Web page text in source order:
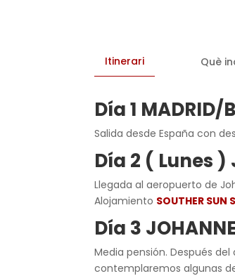
Itinerari Què
Día 1 MADRID/
Salida desde España con
Día 2 ( Lunes )
Llegada al aeropuerto de
Alojamiento SOUTHER SUN
Día 3
Media pensión. Después
contemplaremos algunas